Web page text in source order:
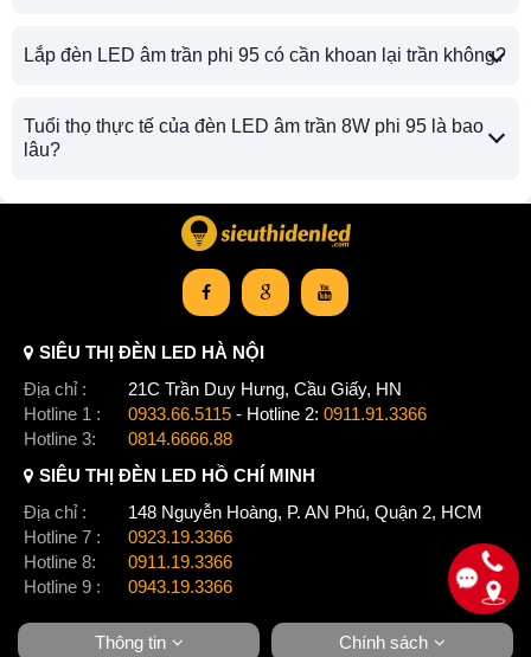
Lắp đèn LED âm trần phi 95 có cần khoan lại trần không?
Tuổi thọ thực tế của đèn LED âm trần 8W phi 95 là bao
lâu?
SIÊU THỊ ĐÈN LED HÀ NỘI
Địa chỉ :
21C Trần Duy Hưng, Cầu Giấy, HN
Hotline 1 :
0933.66.5115 - Hotline 2: 0911.91.3366
Hotline 3:
0814.6666.88
SIÊU THỊ ĐÈN LED HỒ CHÍ MINH
Địa chỉ :
148 Nguyễn Hoàng, P. AN Phú, Quận 2, HCM
Hotline 7 :
0923.19.3366
Hotline 8:
0911.19.3366
Hotline 9 :
0943.19.3366
Thông tin Chính sách